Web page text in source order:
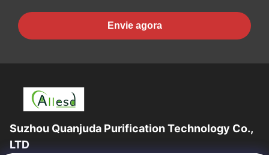
Envie agora
Suzhou Quanjuda Purification Technology Co.,
LTD